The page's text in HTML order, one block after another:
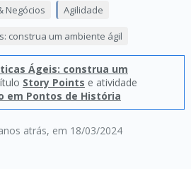
atrás, em 18/03/2024
Negócios Agilidade
construa um ambiente ágil
Ágeis: construa um
Story Points e atividade
em Pontos de História